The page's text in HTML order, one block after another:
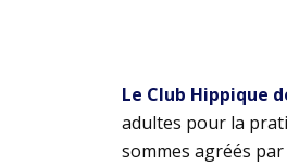
Le Club Hippique
adultes pour la
sommes agréés